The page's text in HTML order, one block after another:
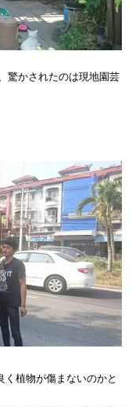
驚かされたのは現地園芸
植物が傷まないのかと